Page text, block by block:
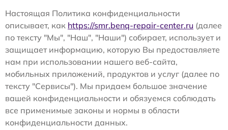
Настоящая Политика конфиденциальности
описывает, как https://smr.benq-repair-center.ru (далее
по тексту "Мы", "Наш", "Наши") собирает, использует и
защищает информацию, которую Вы предоставляете
нам при использовании нашего веб-сайта,
мобильных приложений, продуктов и услуг (далее по
тексту "Сервисы"). Мы придаем большое значение
вашей конфиденциальности и обязуемся соблюдать
все применимые законы и нормы в области
конфиденциальности данных.